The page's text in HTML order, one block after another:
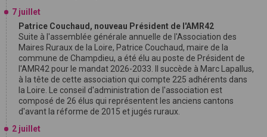
7 juillet
Patrice Couchaud, nouveau Président de l'AMR42
Suite à l'assemblée générale annuelle de l'Association des
Maires Ruraux de la Loire, Patrice Couchaud, maire de la
commune de Champdieu, a été élu au poste de Président de
l'AMR42 pour le mandat 2026-2033. Il succède à Marc Lapallus,
à la tête de cette association qui compte 225 adhérents dans
la Loire. Le conseil d'administration de l'association est
composé de 26 élus qui représentent les anciens cantons
d'avant la réforme de 2015 et jugés ruraux.
2 juillet